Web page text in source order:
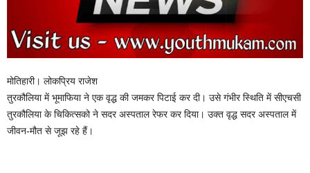
मोतिहारी। लोकप्रिय राजेश
तुरकौलिया में भूमाफिया ने एक वृद्ध की जमकर पिटाई कर दी। उसे गंभीर स्थिति में सीएचसी
तुरकौलिया के चिकित्सको ने सदर अस्पताल रेफर कर दिया। उक्त वृद्ध सदर अस्पताल में
जीवन-मौत से जूझ रहे हैं।